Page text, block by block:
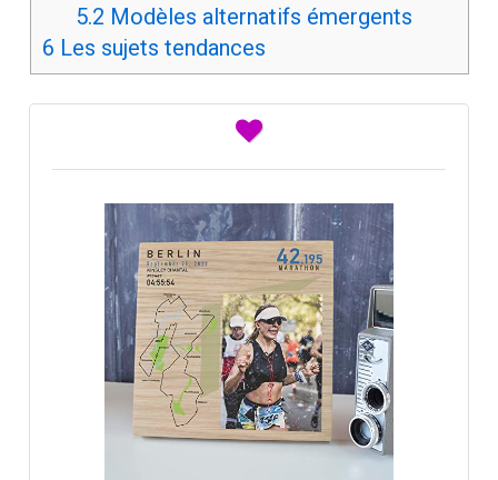
5.2 Modèles alternatifs émergents
6 Les sujets tendances